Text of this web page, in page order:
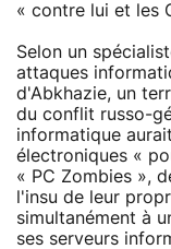
« contre lui et les
Selon un
attaques
d'Abkhazie, un
du conflit russo-
informatique
électroniques «
« PC Zombies »,
l'insu de leur
simultanément à
ses serveurs